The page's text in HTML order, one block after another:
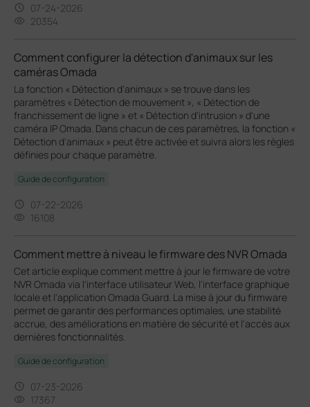
07-24-2026
20354
Comment configurer la détection d'animaux sur les
caméras Omada
La fonction « Détection d'animaux » se trouve dans les
paramètres « Détection de mouvement », « Détection de
franchissement de ligne » et « Détection d'intrusion » d'une
caméra IP Omada. Dans chacun de ces paramètres, la fonction «
Détection d'animaux » peut être activée et suivra alors les règles
définies pour chaque paramètre.
Guide de configuration
07-22-2026
16108
Comment mettre à niveau le firmware des NVR Omada
Cet article explique comment mettre à jour le firmware de votre
NVR Omada via l'interface utilisateur Web, l'interface graphique
locale et l'application Omada Guard. La mise à jour du firmware
permet de garantir des performances optimales, une stabilité
accrue, des améliorations en matière de sécurité et l'accès aux
dernières fonctionnalités.
Guide de configuration
07-23-2026
17367